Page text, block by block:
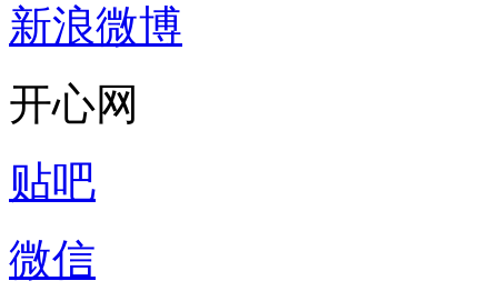
新浪微博
开心网
贴吧
微信